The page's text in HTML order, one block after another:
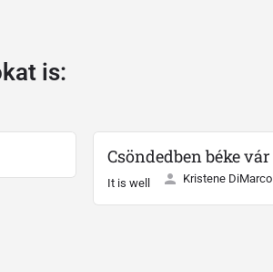
is:
Csöndedben béke vár
It is well Kristene DiMarco